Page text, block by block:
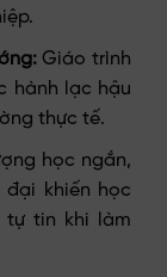
Giáo trình
hành lạc hậu
thực tế.
học ngắn,
khiến học
tự tin khi làm